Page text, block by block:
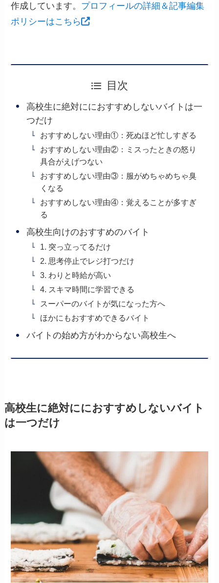
作成しています。 プロフィールの詳細＆記事編集
ポリシーはこちら
目次
高校生に絶対ににおすすめしないバイトは一
つだけ
おすすめしない理由①：死ぬほど忙しすぎる
おすすめしない理由②：ミスったときの怒り
具合がえげつない
おすすめしない理由③：服がめちゃめちゃ臭
くなる
おすすめしない理由④：覚えることが多すぎ
る
高校生向けのおすすめのバイト
1. 突っ立ってるだけ
2. 思考停止でレジ打つだけ
3. わりと時給が高い
4. スキマ時間に学習できる
スーパーのバイトが気になった方へ
ほかにもおすすめできるバイト
バイトの始め方がわからない高校生へ
高校生に絶対ににおすすめしないバイト
は一つだけ